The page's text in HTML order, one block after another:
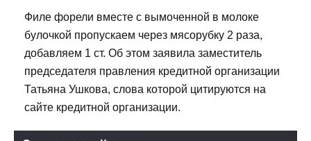
Филе форели вместе с вымоченной в молоке
булочкой пропускаем через мясорубку 2 раза,
добавляем 1 ст. Об этом заявила заместитель
председателя правления кредитной организации
Татьяна Ушкова, слова которой цитируются на
сайте кредитной организации.